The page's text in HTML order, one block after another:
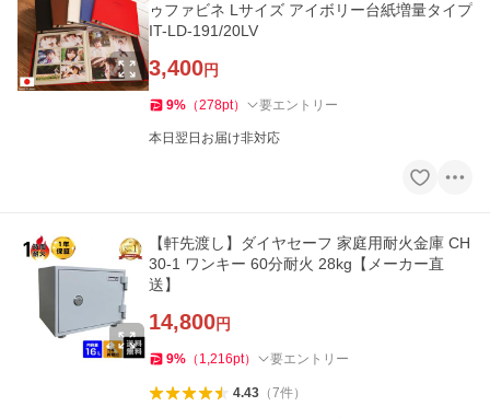
ゥファビネ Lサイズ アイボリー台紙増量タイプ
IT-LD-191/20LV
3,400円
9% （278pt） 要エントリー
本日翌日お届け非対応
【軒先渡し】ダイヤセーフ 家庭用耐火金庫 CH
30-1 ワンキー 60分耐火 28kg【メーカー直
送】
14,800円
9% （ 1,216pt） 要エントリー
4.43（7件）